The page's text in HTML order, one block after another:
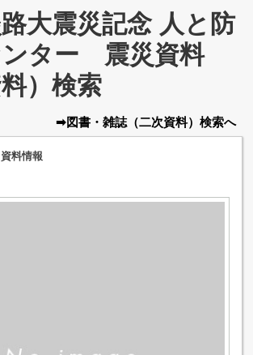
大震災記念 人と防
ンター 震災資料
料）検索
➡図書・雑誌（二次資料） 検索へ
資料情報